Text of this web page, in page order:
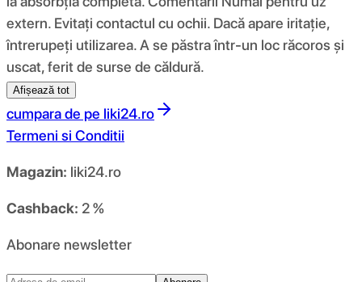
extern. Evitați contactul cu ochii. Dacă apare iritație,
întrerupeți utilizarea. A se păstra într-un loc răcoros și
uscat, ferit de surse de căldură.
Afișează tot
cumpara de pe liki24.ro
Termeni si Conditii
Magazin: liki24.ro
Cashback: 2 %
Abonare newsletter